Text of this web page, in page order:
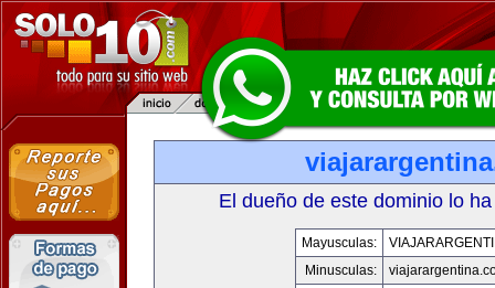
El dueño de este dominio lo
Mayusculas:
Minusculas: